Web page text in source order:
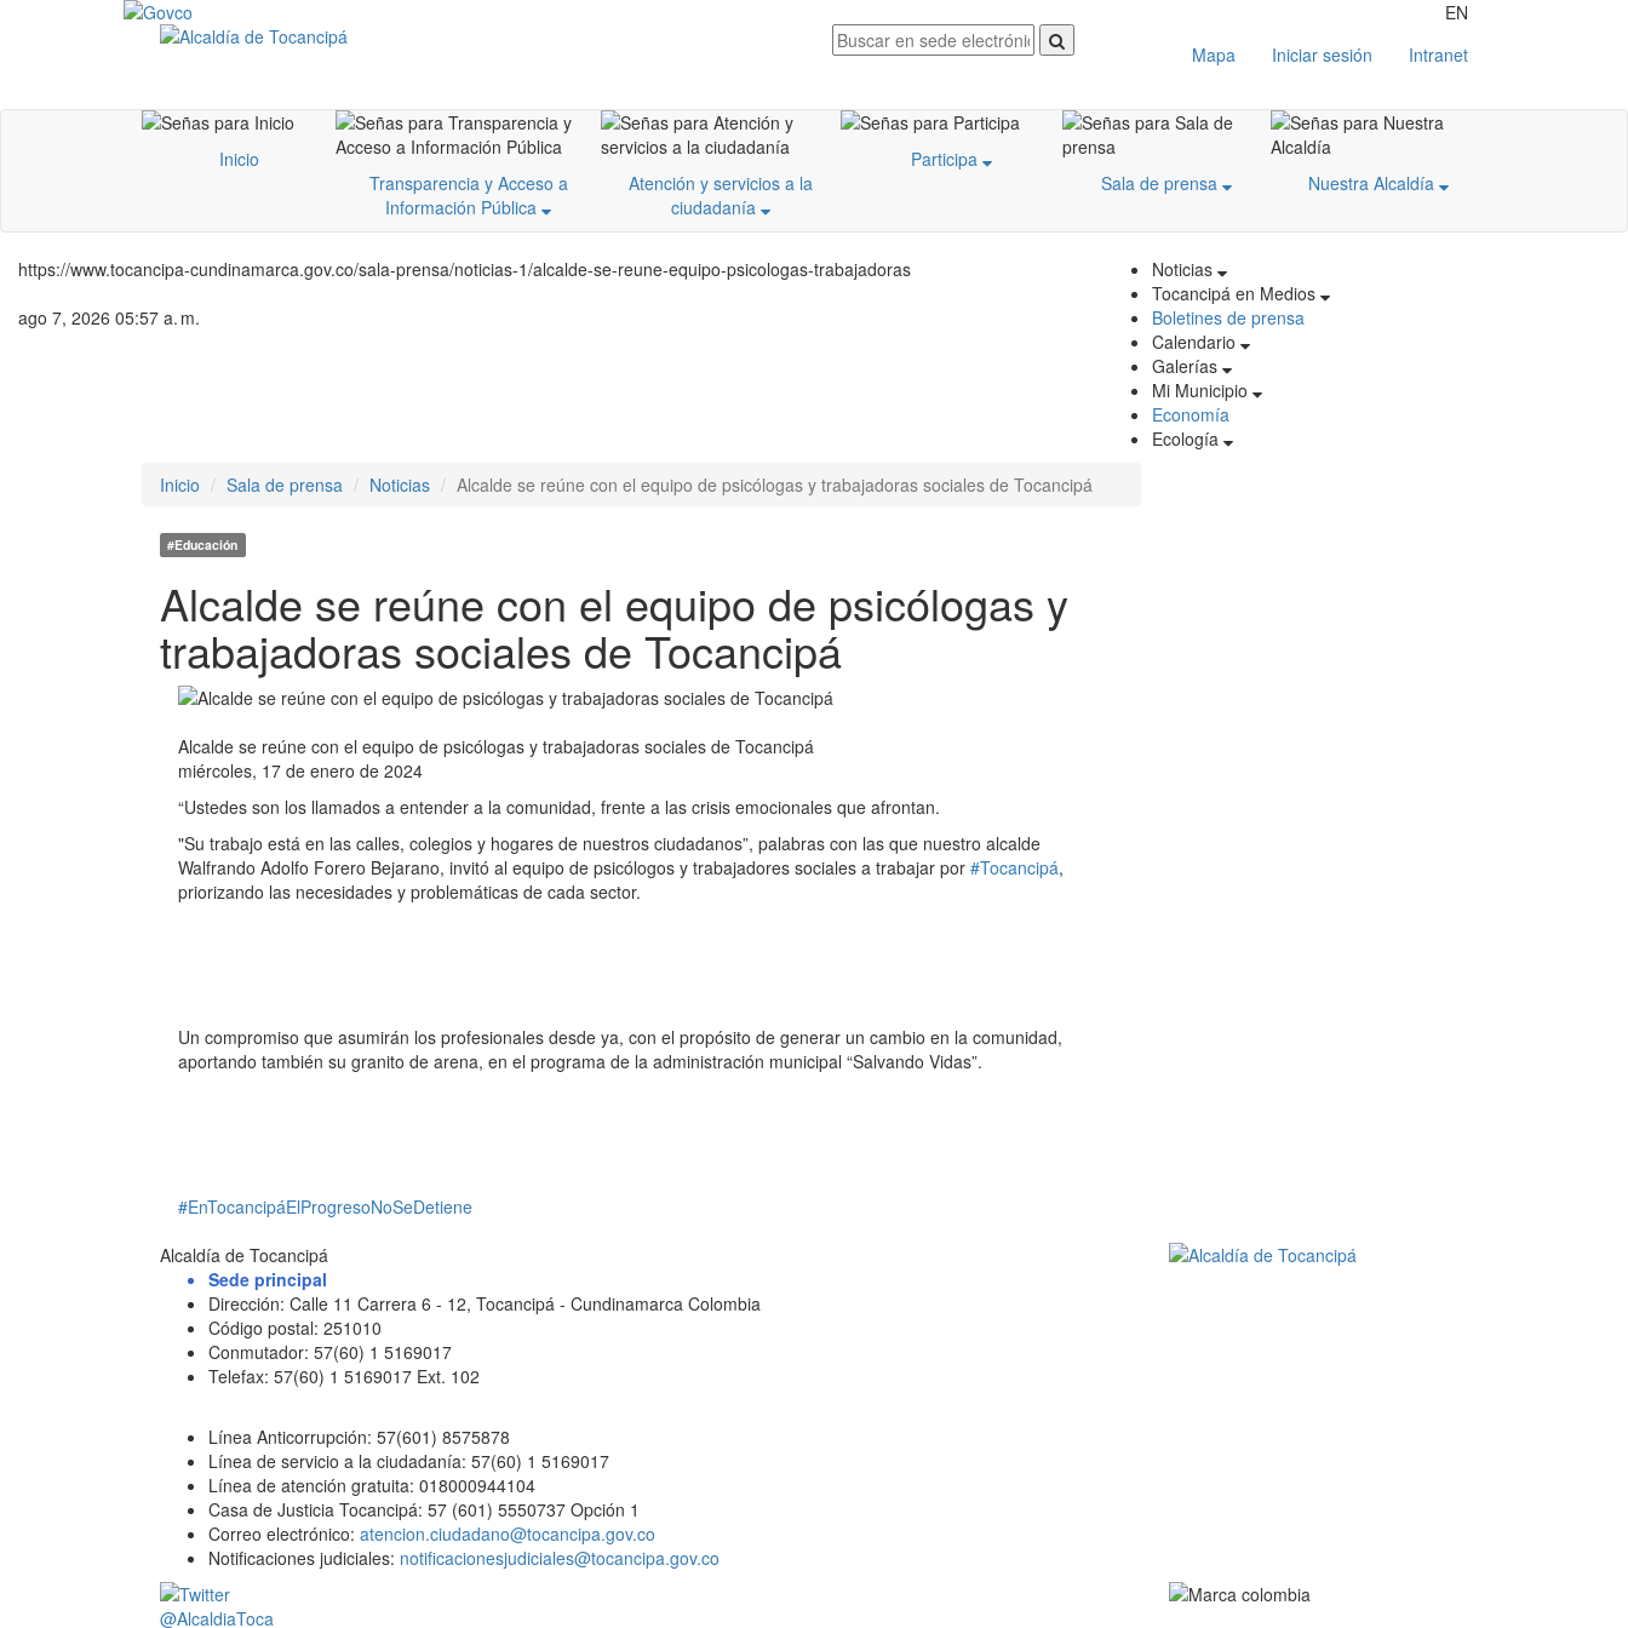
EN
Mapa
Iniciar sesión Intranet
Inicio
Transparencia y Acceso a
Información Pública
Atención y servicios a la
ciudadanía
Participa
Sala de prensa
Nuestra Alcaldía
https://www.tocancipa-cundinamarca.gov.co/sala-prensa/noticias-1/alcalde-se-reune-equipo-psicologas-trabajadoras
ago 7, 2026 05:57 a. m.
Noticias
Tocancipá en Medios
Boletines de prensa
Calendario
Galerías
Mi Municipio
Economía
Ecología
Inicio
Sala de prensa Noticias Alcalde se reúne con el equipo de psicólogas y trabajadoras sociales de Tocancipá
#Educación
Alcalde se reúne con el equipo de psicólogas y
trabajadoras sociales de Tocancipá
Alcalde se reúne con el equipo de psicólogas y trabajadoras sociales de Tocancipá
miércoles, 17 de enero de 2024
“Ustedes son los llamados a entender a la comunidad, frente a las crisis emocionales que afrontan.
"Su trabajo está en las calles, colegios y hogares de nuestros ciudadanos”, palabras con las que nuestro alcalde
Walfrando Adolfo Forero Bejarano, invitó al equipo de psicólogos y trabajadores sociales a trabajar por #Tocancipá,
priorizando las necesidades y problemáticas de cada sector.
Un compromiso que asumirán los profesionales desde ya, con el propósito de generar un cambio en la comunidad,
aportando también su granito de arena, en el programa de la administración municipal “Salvando Vidas”.
#EnTocancipáElProgresoNoSeDetiene
Alcaldía de Tocancipá
Sede principal
Dirección: Calle 11 Carrera 6 - 12, Tocancipá - Cundinamarca Colombia
Código postal: 251010
Conmutador: 57(60) 1 5169017
Telefax: 57(60) 1 5169017 Ext. 102
Línea Anticorrupción: 57(601) 8575878
Línea de servicio a la ciudadanía: 57(60) 1 5169017
Línea de atención gratuita: 018000944104
Casa de Justicia Tocancipá: 57 (601) 5550737 Opción 1
Correo electrónico: atencion.ciudadano@tocancipa.gov.co
Notificaciones judiciales: notificacionesjudiciales@tocancipa.gov.co
@AlcaldiaToca